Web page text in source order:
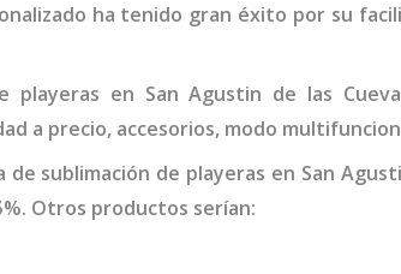
ha tenido gran éxito por su
playeras en San Agustin de las
a precio, accesorios, modo
de sublimación de playeras en San
Otros productos serían: